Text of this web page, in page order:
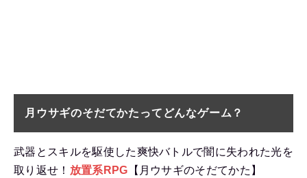
月ウサギのそだてかたってどんなゲーム？
武器とスキルを駆使した爽快バトルで闇に失われた光を
取り返せ！ 放置系RPG 【月ウサギのそだてかた】